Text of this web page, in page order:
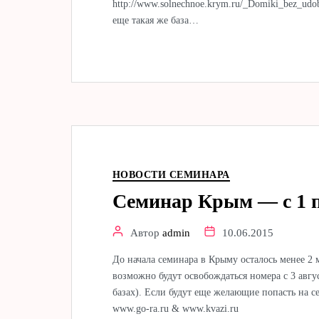
http://www.solnechnoe.krym.ru/
еще такая же база…
НОВОСТИ СЕМИНАРА
Семинар Крым — с 1
Автор admin 10.06.2015
До начала семинара в Крыму осталось менее 2
возможно будут освобождаться номера с 3
базах). Если будут еще желающие попасть
www.go-ra.ru & www.kvazi.ru